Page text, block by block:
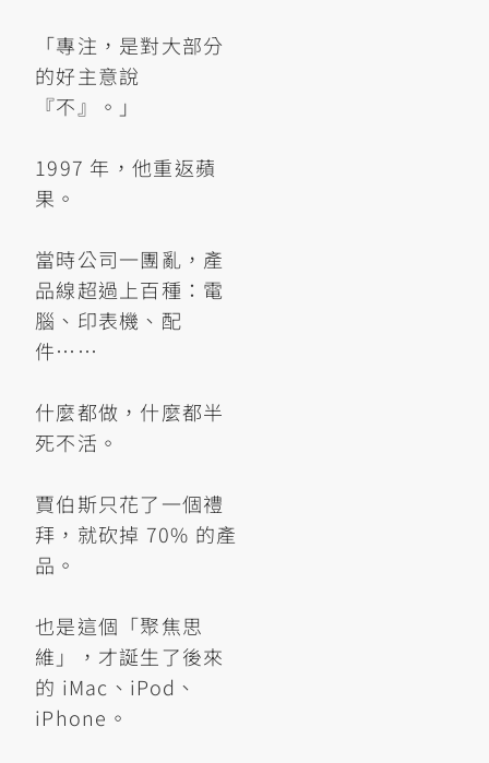
「專注，是對大部分
的好主意說
『不』。」
1997 年，他重返蘋
果。
當時公司一團亂，產
品線超過上百種：電
腦、印表機、配
件⋯⋯
什麼都做，什麼都半
死不活。
賈伯斯只花了一個禮
拜，就砍掉 70% 的產
品。
也是這個「聚焦思
維」，才誕生了後來
的 iMac、iPod、
iPhone。